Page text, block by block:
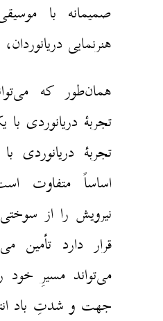
صمیمانه با
هنرنمایی
همان‌طور که
تجربهٔ دریانوردی
تجربهٔ دریانوردی
اساساً متفاوت
نیرویش را از
قرار دارد تأمین
می‌تواند مسیرِ خود
جهت و شدتِ باد